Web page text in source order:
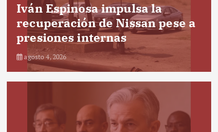
Iván Espinosa impulsa la
recuperación de Nissan pese a
presiones internas
agosto 4, 2026